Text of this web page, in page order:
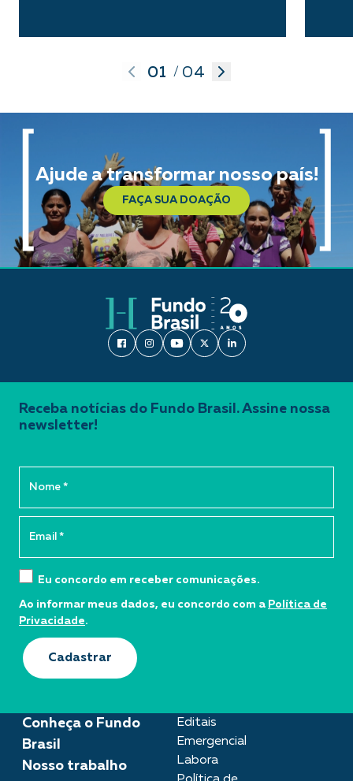
01 / 04
Ajude a transformar nosso país!
FAÇA SUA DOAÇÃO
Conheça o Fundo
Brasil
Nosso trabalho
Editais
Emergencial
Labora
Receba notícias do Fundo Brasil. Assine nossa
newsletter!
Eu concordo em receber comunicações.
Ao informar meus dados, eu concordo com a Política de
Privacidade.
Cadastrar